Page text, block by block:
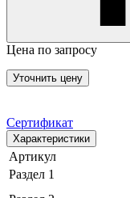
Цена по запросу
Уточнить цену
Сертификат
Характеристики
Артикул
Раздел 1